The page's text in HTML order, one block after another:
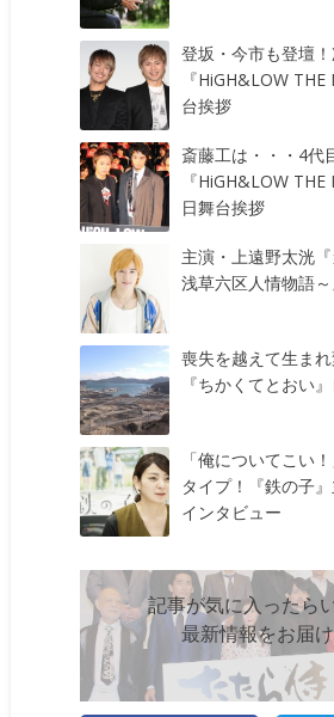
登坂・今市も登壇！
『HiGH&LOW
台挨拶
斎藤工は・・・4代
『HiGH&LOW
日舞台挨拶
主演・上遠野太洸
浅草六区人情物語
喪失を越えて生ま
『ちかくてとおい
「俺についてこい
タイプ！『鉄の子
インタビュー
記事が気に入ったら
最新情報をお届